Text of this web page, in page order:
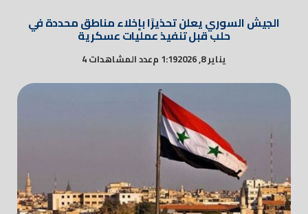
الجيش السوري يعلن تحذيرًا بإخلاء مناطق محددة في
حلب قبل تنفيذ عمليات عسكرية
يناير 8, 2026 1:19 م عدد المشاهدات 4